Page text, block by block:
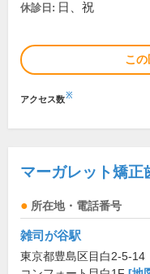
休診日: 日、祝
こ
アクセス数※
マーガレット矯正
所在地・電話番号
雑司が谷駅
東京都豊島区目白2-5-14